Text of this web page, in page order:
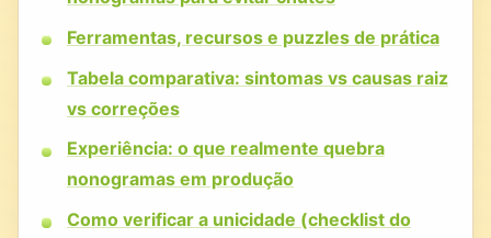
Ferramentas, recursos e puzzles de prática
Tabela comparativa: sintomas vs causas raiz
vs correções
Experiência: o que realmente quebra
nonogramas em produção
Como verificar a unicidade (checklist do